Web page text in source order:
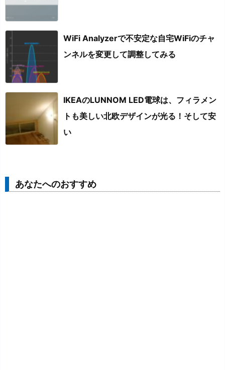
WiFi Analyzerで不安定な自宅WiFiのチャ
ンネルを変更して調整してみる
IKEAのLUNNOM LED電球は、フィラメン
トも美しい北欧デザインが光る！そして安
い
あなたへのおすすめ